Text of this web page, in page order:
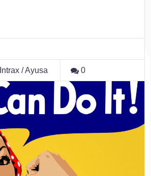
/ Ayusa 0